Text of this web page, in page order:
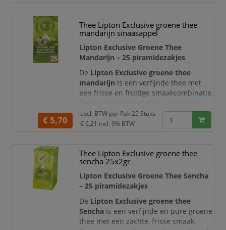
biedt een perfecte balans tussen
frisheid en zachtheid. Dankzij de
theezakjes van 1,5 gram geniet u altijd
van een optimaal gedoseerde kop thee
met een
Thee Lipton Exclusive groene thee
mandarijn sinaasappel
Lipton Exclusive Groene Thee
Mandarijn – 25 piramidezakjes
De Lipton Exclusive groene thee
mandarijn is een verfijnde thee met
een frisse en fruitige smaakcombinatie.
Deze premium melange combineert
zachte groene thee met een subtiele
mandarijntoon, wat zorgt voor een
De thee wordt geleverd in luxe
piramidezakjes, die de theebladeren
meer ruimte geven om zich optimaal te
ontvouwen. Hierdoor komen de smak
€ 5,70
excl. BTW per Pak 25 Stuks
€ 6,21 incl. 9% BTW
Thee Lipton Exclusive groene thee
sencha 25x2gr
Lipton Exclusive Groene Thee Sencha
– 25 piramidezakjes
De Lipton Exclusive groene thee
Sencha is een verfijnde en pure groene
thee met een zachte, frisse smaak.